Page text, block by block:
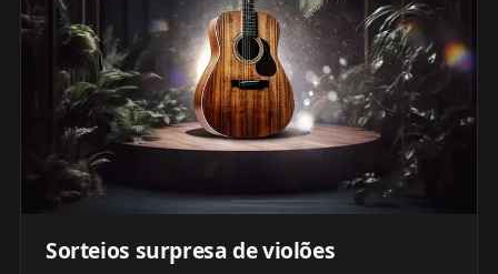
Sorteios surpresa de violões